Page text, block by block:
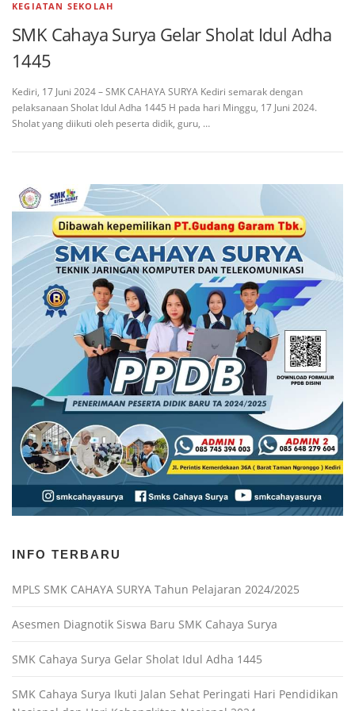
KEGIATAN SEKOLAH
SMK Cahaya Surya Gelar Sholat Idul Adha
1445
Kediri, 17 Juni 2024 – SMK CAHAYA SURYA Kediri semarak dengan
pelaksanaan Sholat Idul Adha 1445 H pada hari Minggu, 17 Juni 2024.
Sholat yang diikuti oleh peserta didik, guru, …
INFO TERBARU
MPLS SMK CAHAYA SURYA Tahun Pelajaran 2024/2025
Asesmen Diagnotik Siswa Baru SMK Cahaya Surya
SMK Cahaya Surya Gelar Sholat Idul Adha 1445
SMK Cahaya Surya Ikuti Jalan Sehat Peringati Hari Pendidikan